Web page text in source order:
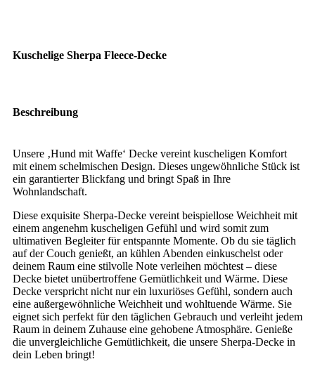
Kuschelige Sherpa Fleece-Decke
Beschreibung
Unsere ‚Hund mit Waffe‘ Decke vereint kuscheligen Komfort
mit einem schelmischen Design. Dieses ungewöhnliche Stück ist
ein garantierter Blickfang und bringt Spaß in Ihre
Wohnlandschaft.
Diese exquisite Sherpa-Decke vereint beispiellose Weichheit mit
einem angenehm kuscheligen Gefühl und wird somit zum
ultimativen Begleiter für entspannte Momente. Ob du sie täglich
auf der Couch genießt, an kühlen Abenden einkuschelst oder
deinem Raum eine stilvolle Note verleihen möchtest – diese
Decke bietet unübertroffene Gemütlichkeit und Wärme. Diese
Decke verspricht nicht nur ein luxuriöses Gefühl, sondern auch
eine außergewöhnliche Weichheit und wohltuende Wärme. Sie
eignet sich perfekt für den täglichen Gebrauch und verleiht jedem
Raum in deinem Zuhause eine gehobene Atmosphäre. Genieße
die unvergleichliche Gemütlichkeit, die unsere Sherpa-Decke in
dein Leben bringt!